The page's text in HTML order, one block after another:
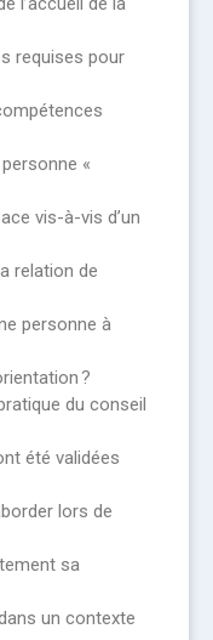
requises pour
«
vis-à-vis d’un
relation de
personne à
?
du conseil
été validées
lors de
sa
un contexte